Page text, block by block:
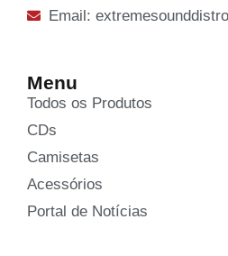
Email:
Menu
Todos os Produtos
CDs
Camisetas
Acessórios
Portal de Notícias